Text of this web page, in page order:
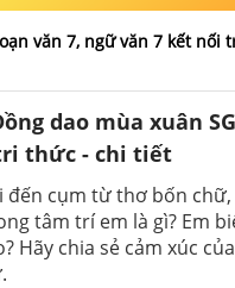
văn 7, ngữ văn 7 kết nối
dao mùa xuân
thức - chi tiết
đến cụm từ thơ bốn
tâm trí em là gì? Em
Hãy chia sẻ cảm xúc